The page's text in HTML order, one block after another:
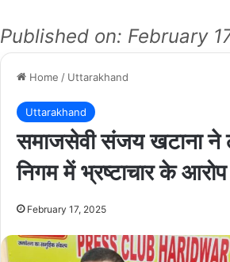
Published on: February
Home / Uttarakhand
Uttarakhand
समाजसेवी संजय खटाना ने
निगम में भ्रष्टाचार के आरोप
February 17, 2025